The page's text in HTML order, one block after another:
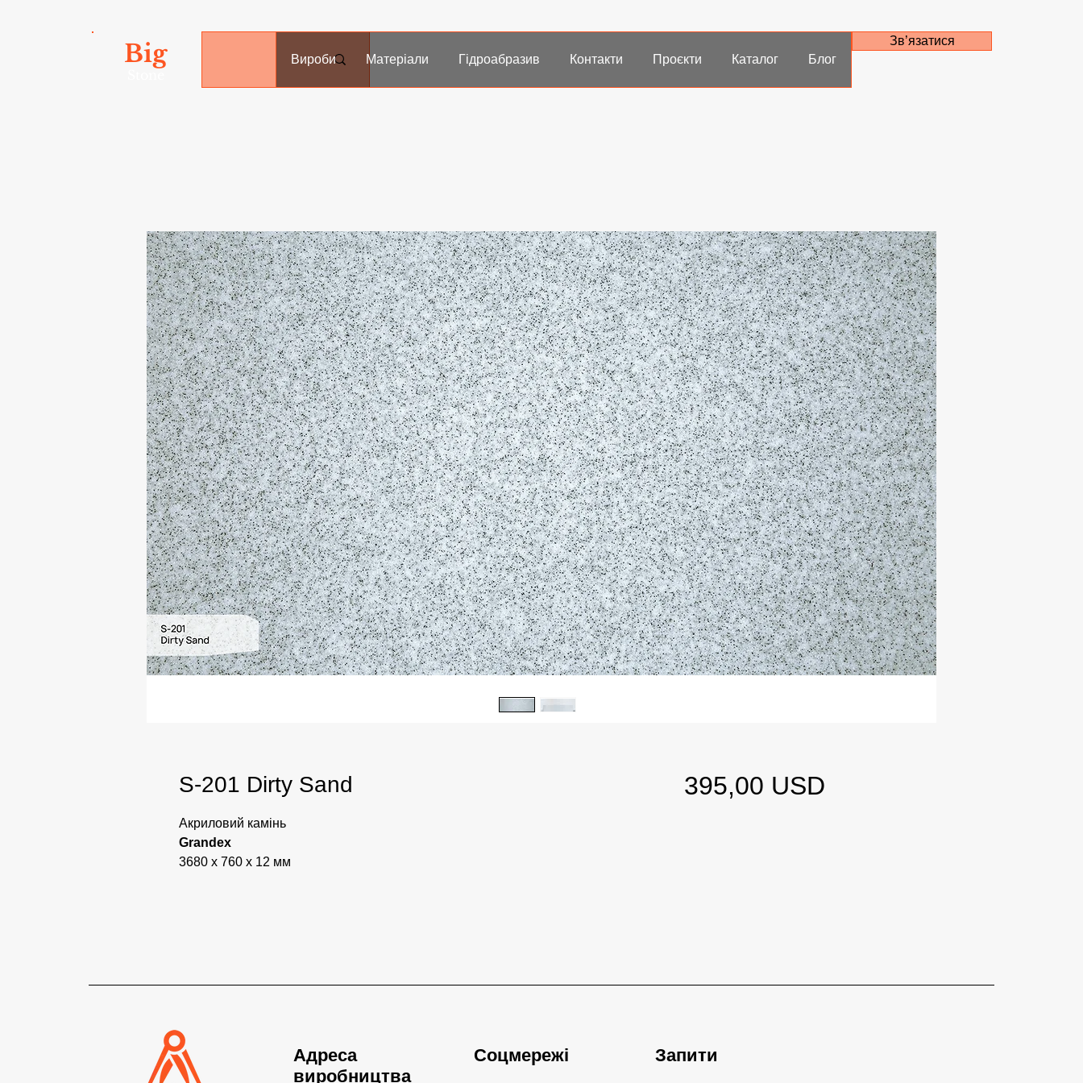
Big Вироби Матеріали Гідроабразив Контакти Проєкти Каталог Блог
Зв’язатися
S-201 Dirty Sand
Акриловий камінь
Grandex
3680 x 760 x 12 мм
395,00 USDЦіна
Адреса
виробництва
Соцмережі Запити